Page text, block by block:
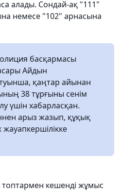
алады. Сондай-ақ "111"
немесе "102" арнасына
басқармасы
Айдын
қаңтар айынан
38 тұрғыны сенім
үшін хабарласқан.
арыз жазып, құқық
кешенді жұмыс